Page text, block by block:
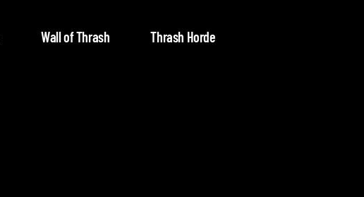
Wall of Thrash Thrash Horde